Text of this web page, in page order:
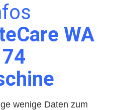
WA
wenige Daten zum